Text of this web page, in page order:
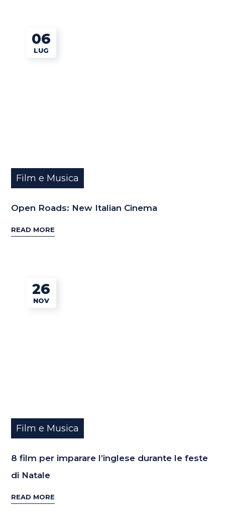
06
LUG
Film e Musica
Open Roads: New Italian Cinema
READ MORE
26
NOV
Film e Musica
8 film per imparare l’inglese durante le feste
di Natale
READ MORE